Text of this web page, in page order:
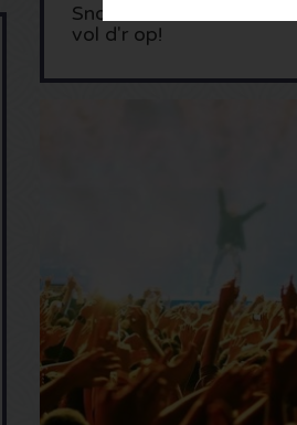
Snollebollekes - Non stop
vol d'r op!